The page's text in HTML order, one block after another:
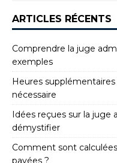
ARTICLES RÉCENTS
Comprendre la juge
exemples
Heures
nécessaire
Idées reçues sur la juge
démystifier
Comment sont
payées ?